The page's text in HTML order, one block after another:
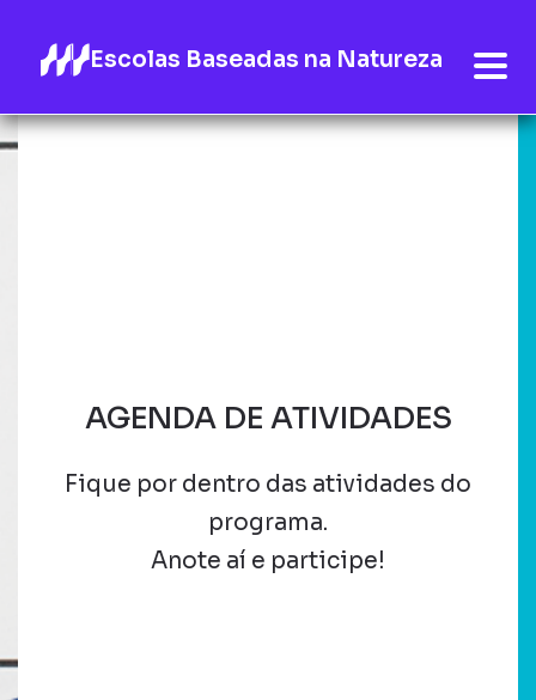
Escolas Baseadas na Natureza
AGENDA DE ATIVIDADES
Fique por dentro das atividades do
programa.
Anote aí e participe!